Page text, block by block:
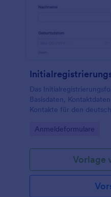
Das
Basisdaten,
Kontakte für den
Bildungseinrichtungen
Go to Category:
Anmeldeformulare
Vorlage